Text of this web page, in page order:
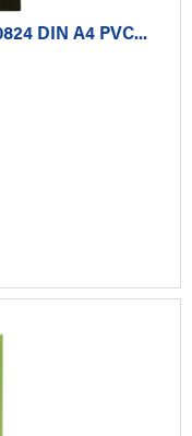
DIN A4 PVC...